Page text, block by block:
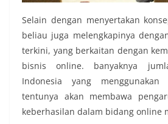
Selain dengan menyertakan
beliau juga melengkapinya
terkini, yang berkaitan dengan
bisnis online. banyaknya
Indonesia yang
tentunya akan membawa
keberhasilan dalam bidang online